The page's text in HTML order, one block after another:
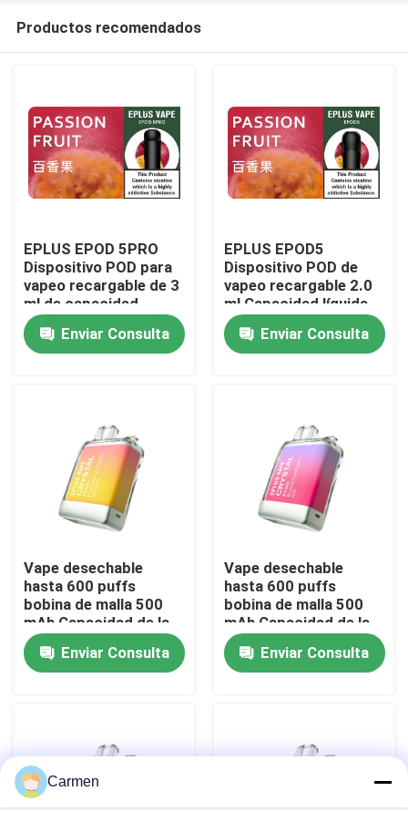
Inicio
Productos
Sobre nosotros
Visita a la fábrica
Control de Calidad
Contacto
Vozol Vape
ELFBAR Vape
Productos recomendados
EPLUS EPOD 5PRO
Dispositivo POD para
vapeo recargable de 3
ml de capacidad
líquida 20 mg/ml de
nicotinaEnviar Consulta
EPLUS EPOD5
Dispositivo POD de
vapeo recargable 2.0
ml Capacidad líquida
20 mg/ml Opciones de
sabor de nicotina 21
Enviar Consulta
Vape desechable
hasta 600 puffs
bobina de malla 500
mAh Capacidad de la
batería 2 ml E-líquido
Ananas melocotón
mango
Enviar Consulta
Vape desechable
hasta 600 puffs
bobina de malla 500
mAh Capacidad de la
batería 2 ml E-líquido
grosella negra
Enviar Consulta
Carmen